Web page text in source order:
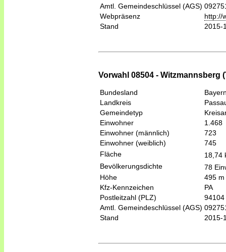
Amtl. Gemeindeschlüssel (AGS)
Webpräsenz
http://
Stand
2015-
Vorwahl 08504 - Witzmannsberg
Bundesland
Landkreis
Gemeindetyp
Einwohner
1.468
Einwohner (männlich)
723
Einwohner (weiblich)
745
Fläche
18,74
Bevölkerungsdichte
78
Höhe
495 m
Kfz-Kennzeichen
PA
Postleitzahl (PLZ)
94104
Amtl. Gemeindeschlüssel (AGS)
Stand
2015-